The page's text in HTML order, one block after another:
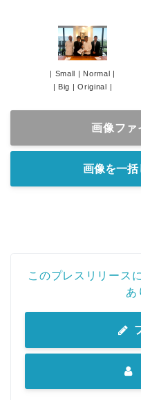
| Small | Normal |
| Big |Original |
画像ファ
画像を一
このプレスリリース
あ